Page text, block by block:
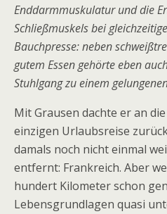
Enddarmmuskulatur und die
Schließmuskels bei
Bauchpresse: neben
gutem Essen gehörte eben
Stuhlgang zu einem
Mit Grausen dachte er an
einzigen Urlaubsreise
damals noch nicht einmal
entfernt: Frankreich. Aber
hundert Kilometer schon
Lebensgrundlagen quasi